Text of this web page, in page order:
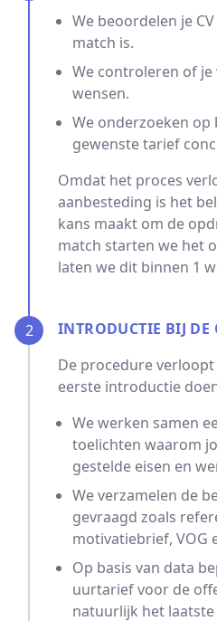
We beoordelen je
match is.
We controleren of je
wensen.
We onderzoeken op
gewenste tarief
Omdat het proces
aanbesteding is het
kans maakt om de
match starten we het
laten we dit binnen 1
2
INTRODUCTIE BIJ DE
De procedure
eerste introductie
We werken samen
toelichten waarom
gestelde eisen en
We verzamelen de
gevraagd zoals
motivatiebrief, VOG
Op basis van data
uurtarief voor de
natuurlijk het